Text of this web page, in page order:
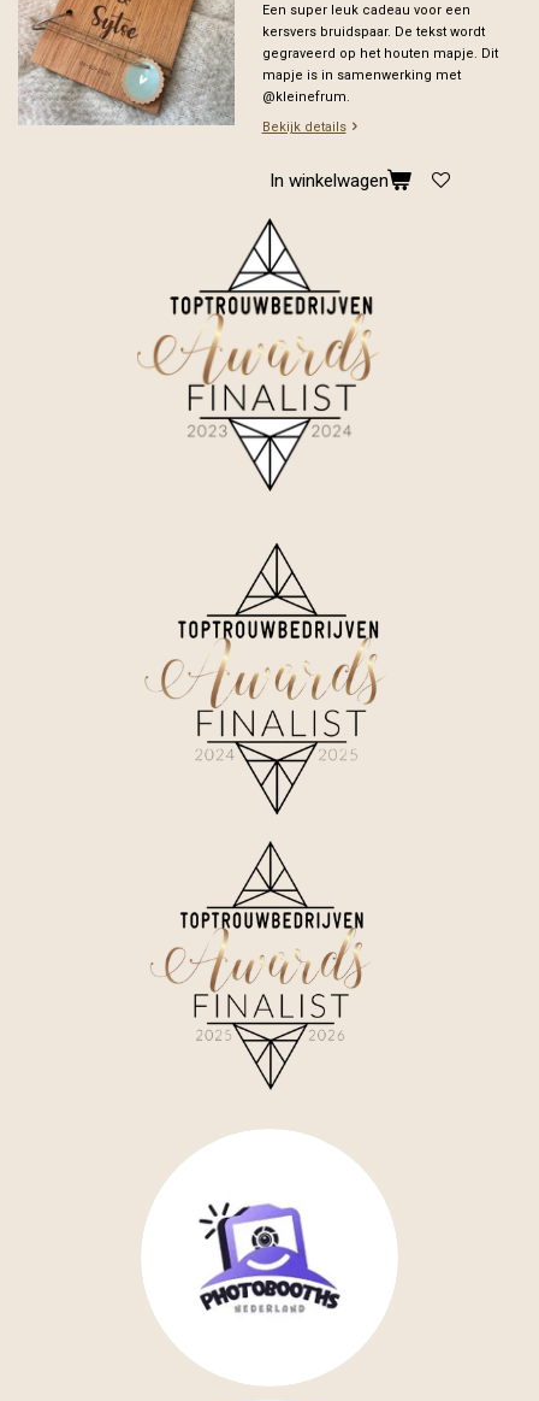
Een super leuk cadeau voor een
kersvers bruidspaar. De tekst wordt
gegraveerd op het houten mapje. Dit
mapje is in samenwerking met
@kleinefrum.
Bekijk details
In winkelwagen